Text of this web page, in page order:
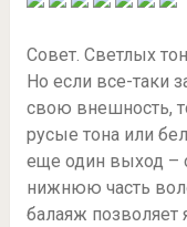
Совет. Светлых
Но если все-таки
свою внешность,
русые тона или
еще один выход –
нижнюю часть
балаяж позволяет